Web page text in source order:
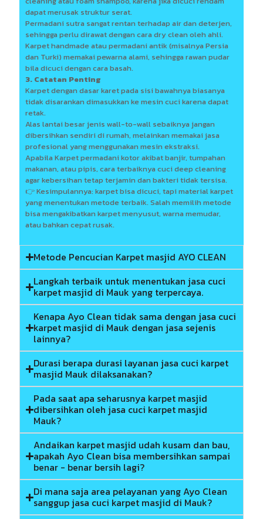
dapat merusak struktur serat.
Permadani sutra sangat rentan terhadap air dan deterjen,
sehingga perlu dirawat dengan cara dry clean oleh ahli.
Karpet handmade atau permadani antik (misalnya Persia
dan Turki) memakai pewarna alami, sehingga rawan pudar
bila dicuci dengan cara basah.
3. Catatan Penting
Karpet dengan dasar karet pada sisi bawahnya biasanya
tidak disarankan dimasukkan ke mesin cuci karena dapat
retak.
Alas lantai besar jenis wall-to-wall sebaiknya jangan
dibersihkan sendiri di rumah, melainkan memakai jasa
profesional yang menggunakan mesin ekstraksi.
Apabila Karpet permadani kotor akibat banjir, tumpahan
makanan, atau pipis, cara terbaiknya cuci deep cleaning
agar kebersihan tetap terjamin dan bakteri tidak tersisa.
👉 Kesimpulannya: karpet bisa dicuci, tapi material karpet
yang menentukan metode terbaik. Salah memilih metode
bisa mengakibatkan karpet menyusut, warna memudar,
atau bahkan cepat rusak.
Metode Pencucian Karpet masjid AYO CLEAN
Langkah terbaik untuk menentukan jasa cuci
karpet masjid di Mauk yang terpercaya.
Kenapa Ayo Clean tidak sama dengan jasa cuci
karpet masjid di Mauk dengan jasa sejenis
lainnya?
Durasi berapa durasi layanan jasa cuci karpet
masjid Mauk dilaksanakan?
Pada saat apa seharusnya karpet masjid
dibersihkan oleh jasa cuci karpet masjid
Mauk?
Andaikan karpet masjid udah kusam dan bau,
apakah Ayo Clean bisa membersihkan sampai
benar - benar bersih lagi?
Di mana saja area pelayanan yang Ayo Clean
sanggup jasa cuci karpet masjid di Mauk?